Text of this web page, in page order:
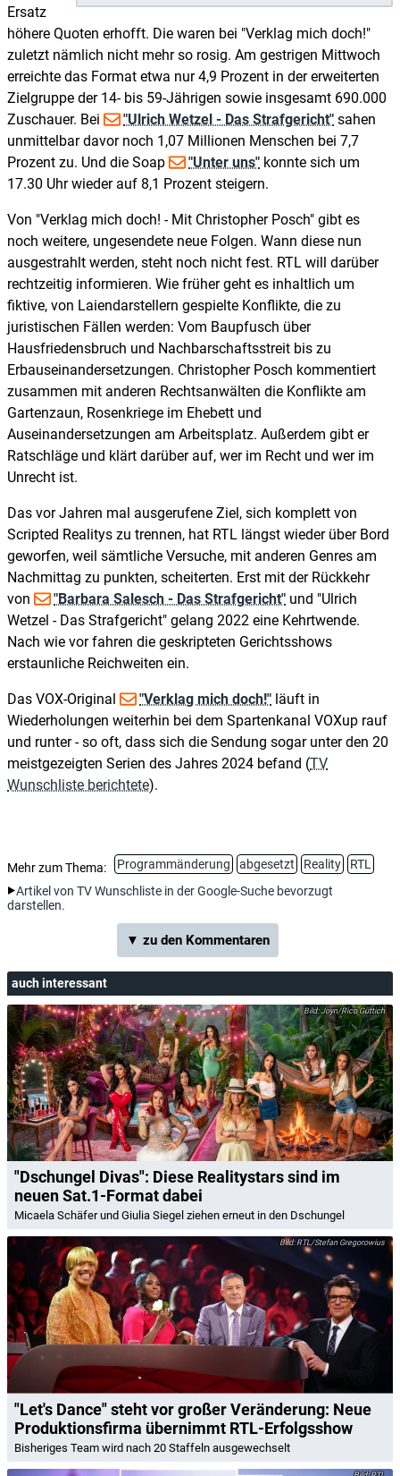
Ersatz
höhere Quoten erhofft. Die waren bei "Verklag mich doch!"
zuletzt nämlich nicht mehr so rosig. Am gestrigen Mittwoch
erreichte das Format etwa nur 4,9 Prozent in der erweiterten
Zielgruppe der 14- bis 59-Jährigen sowie insgesamt 690.000
Zuschauer. Bei
"Ulrich Wetzel - Das Strafgericht" sahen
unmittelbar davor noch 1,07 Millionen Menschen bei 7,7
Prozent zu. Und die Soap
"Unter uns" konnte sich um
17.30 Uhr wieder auf 8,1 Prozent steigern.
Von "Verklag mich doch! - Mit Christopher Posch" gibt es
noch weitere, ungesendete neue Folgen. Wann diese nun
ausgestrahlt werden, steht noch nicht fest. RTL will darüber
rechtzeitig informieren. Wie früher geht es inhaltlich um
fiktive, von Laiendarstellern gespielte Konflikte, die zu
juristischen Fällen werden: Vom Baupfusch über
Hausfriedensbruch und Nachbarschaftsstreit bis zu
Erbauseinandersetzungen. Christopher Posch kommentiert
zusammen mit anderen Rechtsanwälten die Konflikte am
Gartenzaun, Rosenkriege im Ehebett und
Auseinandersetzungen am Arbeitsplatz. Außerdem gibt er
Ratschläge und klärt darüber auf, wer im Recht und wer im
Unrecht ist.
Das vor Jahren mal ausgerufene Ziel, sich komplett von
Scripted Realitys zu trennen, hat RTL längst wieder über Bord
geworfen, weil sämtliche Versuche, mit anderen Genres am
Nachmittag zu punkten, scheiterten. Erst mit der Rückkehr
von
"Barbara Salesch - Das Strafgericht" und "Ulrich
Wetzel - Das Strafgericht" gelang 2022 eine Kehrtwende.
Nach wie vor fahren die geskripteten Gerichtsshows
erstaunliche Reichweiten ein.
Das VOX-Original "Verklag mich doch!" läuft in
Wiederholungen weiterhin bei dem Spartenkanal VOXup rauf
und runter - so oft, dass sich die Sendung sogar unter den 20
meistgezeigten Serien des Jahres 2024 befand (TV
Wunschliste berichtete).
Mehr zum Thema: Programmänderung abgesetzt Reality
RTL
Artikel von TV Wunschliste in der Google-Suche bevorzugt
darstellen.
▼ zu den Kommentaren
auch interessant
Joyn/Rico Güttich
"Dschungel Divas": Diese Realitystars sind im
neuen Sat.1-Format dabei
Micaela Schäfer und Giulia Siegel ziehen erneut in den Dschungel
RTL/Stefan Gregorowius
"Let's Dance" steht vor großer Veränderung: Neue
Produktionsfirma übernimmt RTL-Erfolgsshow
Bisheriges Team wird nach 20 Staffeln ausgewechselt